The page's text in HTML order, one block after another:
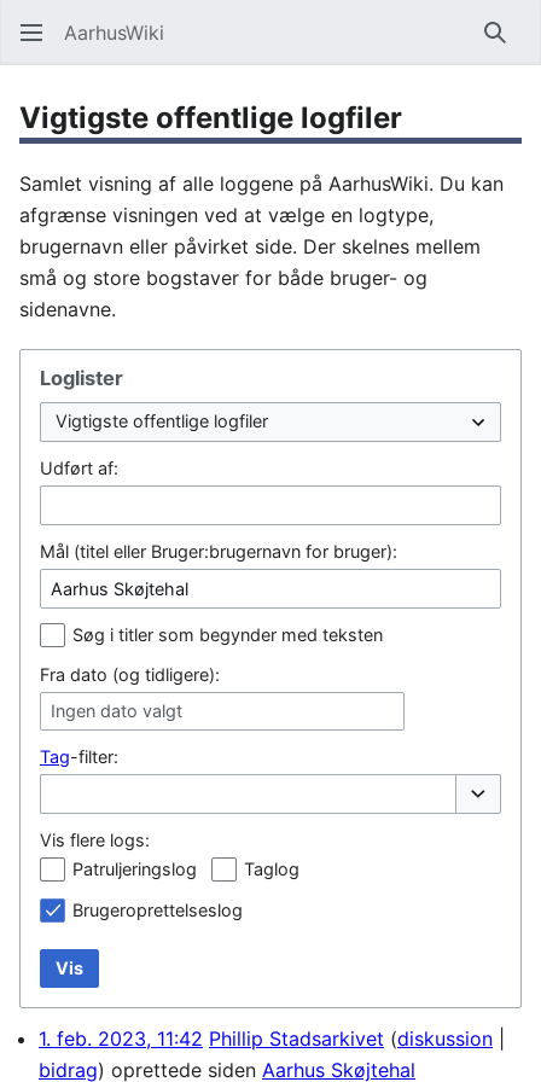
AarhusWiki Søg
Vigtigste offentlige logfiler
Samlet visning af alle loggene på AarhusWiki. Du kan
afgrænse visningen ved at vælge en logtype,
brugernavn eller påvirket side. Der skelnes mellem
små og store bogstaver for både bruger- og
sidenavne.
Loglister
Udført af:
Mål (titel eller Bruger:brugernavn for bruger):
Søg i titler som begynder med teksten
Fra dato (og tidligere):
Ingen dato valgt
Tag-filter:
Vis flere logs:
Patruljeringslog
Taglog
Brugeroprettelseslog
Vis
1. feb. 2023, 11:42 Phillip Stadsarkivet diskussion
bidrag oprettede siden Aarhus Skøjtehal